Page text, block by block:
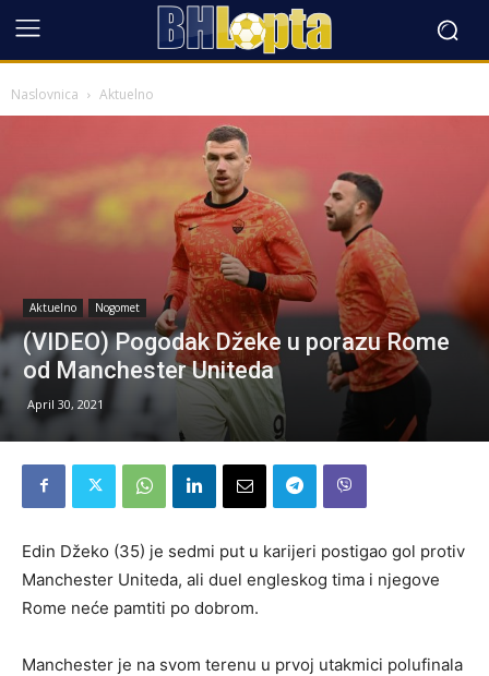
Naslovnica Aktuelno
Aktuelno Nogomet
(VIDEO) Pogodak Džeke u porazu Rome
od Manchester Uniteda
April 30, 2021
Edin Džeko (35) je sedmi put u karijeri postigao gol protiv
Manchester Uniteda, ali duel engleskog tima i njegove
Rome neće pamtiti po dobrom.
Manchester je na svom terenu u prvoj utakmici polufinala